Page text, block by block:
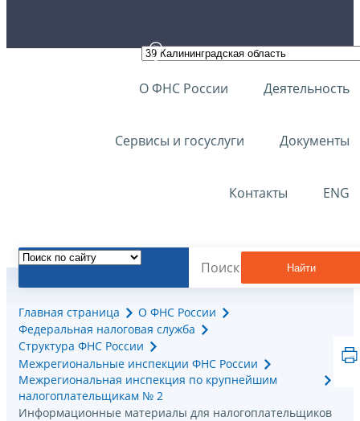
О ФНС России Деятельность
Сервисы и госуслуги Документы
Контакты ENG
Найти
Главная страница
О ФНС России
Федеральная налоговая служба
Структура ФНС России
Межрегиональные инспекции ФНС России
Межрегиональная инспекция по крупнейшим
налогоплательщикам № 2
Информационные материалы для налогоплательщиков